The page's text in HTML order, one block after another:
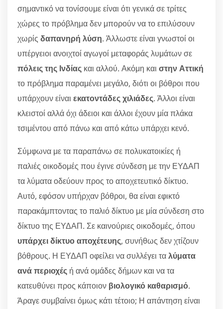
σημαντικό να τονίσουμε είναι ότι γενικά σε τρίτες
χώρες το πρόβλημα δεν μπορούν να το επιλύσουν
χωρίς δαπανηρή λύση. Άλλωστε είναι γνωστοί οι
υπέργειοι ανοιχτοί αγωγοί μεταφοράς λυμάτων σε
πόλεις της Ινδίας και αλλού. Ακόμη και στην Αττική
το πρόβλημα παραμένει μεγάλο, διότι οι βόθροι που
υπάρχουν είναι εκατοντάδες χιλιάδες. Άλλοι είναι
κλειστοί αλλά όχι άδειοι και άλλοι έχουν μία πλάκα
τσιμέντου από πάνω και από κάτω υπάρχει κενό.
Σύμφωνα με τα παραπάνω σε πολυκατοικίες ή
παλιές οικοδομές που έγινε σύνδεση με την ΕΥΔΑΠ
τα λύματα οδεύουν προς το αποχετευτικό δίκτυο.
Αυτό, εφόσον υπήρχαν βόθροι, θα είναι εφικτό
παρακάμπτοντας το παλιό δίκτυο με μία σύνδεση στο
δίκτυο της ΕΥΔΑΠ. Σε καινούριες οικοδομές, όπου
υπάρχει δίκτυο αποχέτευης, συνήθως δεν χτίζουν
βόθρους. Η ΕΥΔΑΠ οφείλει να συλλέγει ταλύματα
ανά περιοχές ή ανά ομάδες δήμων και να τα
κατευθύνει προς κάποιον βιολογικό καθαρισμό.
Άραγε συμβαίνει όμως κάτι τέτοιο; Η απάντηση είναι